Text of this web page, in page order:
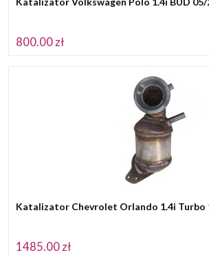
800.00 zł
Katalizator Chevrolet Orlando 1.4i Turbo
1485.00 zł